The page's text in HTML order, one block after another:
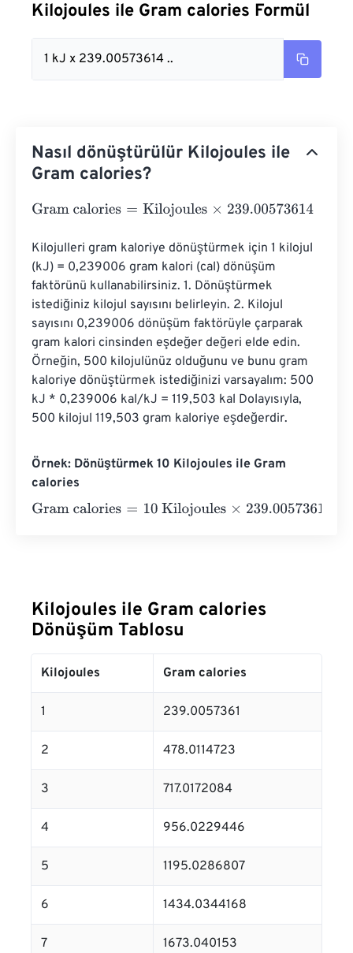
Kilojoules ile Gram calories Formül
1 kJ x 239.00573614 ..
Nasıl dönüştürülür Kilojoules ile
Gram calories?
Gram calories=Kilojoules×239.00573614
Kilojulleri gram kaloriye dönüştürmek için 1 kilojul
(kJ) = 0,239006 gram kalori (cal) dönüşüm
faktörünü kullanabilirsiniz. 1. Dönüştürmek
istediğiniz kilojul sayısını belirleyin. 2. Kilojul
sayısını 0,239006 dönüşüm faktörüyle çarparak
gram kalori cinsinden eşdeğer değeri elde edin.
Örneğin, 500 kilojulünüz olduğunu ve bunu gram
kaloriye dönüştürmek istediğinizi varsayalım: 500
kJ * 0,239006 kal/kJ = 119,503 kal Dolayısıyla,
500 kilojul 119,503 gram kaloriye eşdeğerdir.
Örnek: Dönüştürmek 10 Kilojoules ile Gram
calories
Gram calories=10 Kilojoules×239.00573614=
Kilojoules ile Gram calories
Dönüşüm Tablosu
Kilojoules Gram calories
1 239.0057361
2 478.0114723
3 717.0172084
4 956.0229446
5 1195.0286807
6 1434.0344168
7 1673.040153